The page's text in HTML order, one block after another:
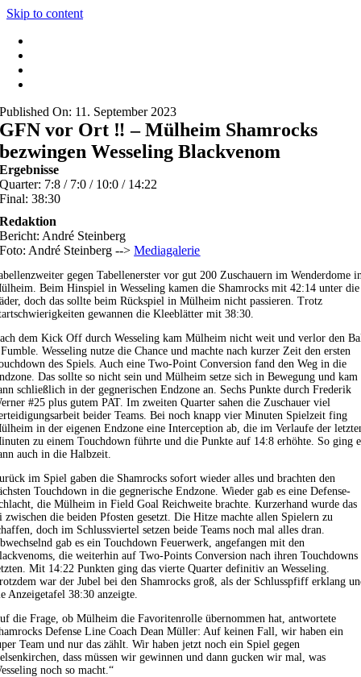
Skip to content
Published On: 11. September 2023
GFN vor Ort ‼️ – Mülheim Shamrocks
bezwingen Wesseling Blackvenom
Ergebnisse
Quarter: 7:8 / 7:0 / 10:0 / 14:22
Final: 38:30
Redaktion
Bericht: André Steinberg
Foto: André Steinberg -->Mediagalerie
gegen Tabellenerster vor gut 200 Zuschauern im Wenderdome
Beim Hinspiel in Wesseling kamen die Shamrocks mit 42:14 unter die
doch das sollte beim Rückspiel in Mülheim nicht passieren. Trotz
gewannen die Kleeblätter mit 38:30.
dem Kick Off durch Wesseling kam Mülheim nicht weit und verlor den
Wesseling nutze die Chance und machte nach kurzer Zeit den ersten
des Spiels. Auch eine Two-Point Conversion fand den Weg in die
Das sollte so nicht sein und Mülheim setze sich in Bewegung und kam
schließlich in der gegnerischen Endzone an. Sechs Punkte durch Frederik
#25 plus gutem PAT. Im zweiten Quarter sahen die Zuschauer viel
beider Teams. Bei noch knapp vier Minuten Spielzeit fing
in der eigenen Endzone eine Interception ab, die im Verlaufe der
zu einem Touchdown führte und die Punkte auf 14:8 erhöhte. So ging
auch in die Halbzeit.
im Spiel gaben die Shamrocks sofort wieder alles und brachten den
Touchdown in die gegnerische Endzone. Wieder gab es eine Defense-
die Mülheim in Field Goal Reichweite brachte. Kurzerhand wurde das
zwischen die beiden Pfosten gesetzt. Die Hitze machte allen Spielern zu
doch im Schlussviertel setzen beide Teams noch mal alles dran.
gab es ein Touchdown Feuerwerk, angefangen mit den
die weiterhin auf Two-Points Conversion nach ihren Touchdowns
Mit 14:22 Punkten ging das vierte Quarter definitiv an Wesseling.
war der Jubel bei den Shamrocks groß, als der Schlusspfiff erklang
Anzeigetafel 38:30 anzeigte.
die Frage, ob Mülheim die Favoritenrolle übernommen hat, antwortete
Defense Line Coach Dean Müller: Auf keinen Fall, wir haben ein
Team und nur das zählt. Wir haben jetzt noch ein Spiel gegen
dass müssen wir gewinnen und dann gucken wir mal, was
noch so macht.“